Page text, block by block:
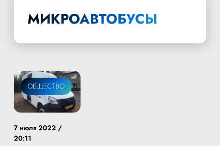
МИКРОАВТОБУСЫ
ОБЩЕСТВО
7 июля 2022 /
20:11